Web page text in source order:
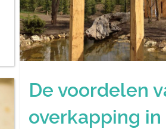
De voordelen
overkapping